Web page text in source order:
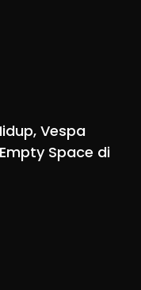
Vespa
Space di